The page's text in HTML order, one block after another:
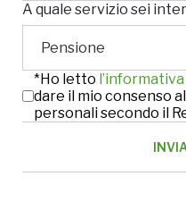
A quale servizio sei
*Ho letto
dare il mio consenso
personali secondo il